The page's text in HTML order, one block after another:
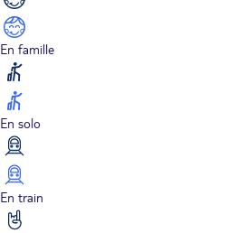
En famille
En solo
En train